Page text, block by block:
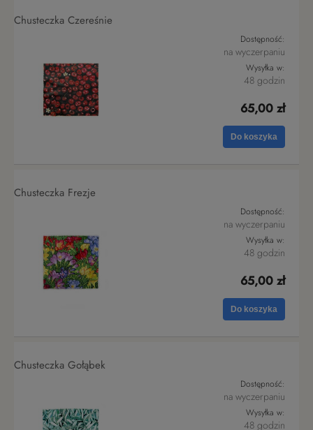
Chusteczka Czereśnie
Dostępność:
na wyczerpaniu
Wysyłka w:
48 godzin
65,00 zł
Do koszyka
Chusteczka Frezje
Dostępność:
na wyczerpaniu
Wysyłka w:
48 godzin
65,00 zł
Do koszyka
Chusteczka Gołąbek
Dostępność:
na wyczerpaniu
Wysyłka w:
48 godzin